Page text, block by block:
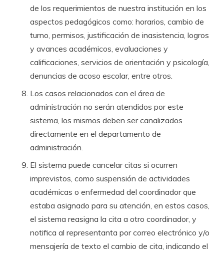
de los requerimientos de nuestra institución en los
aspectos pedagógicos como: horarios, cambio de
turno, permisos, justificación de inasistencia, logros
y avances académicos, evaluaciones y
calificaciones, servicios de orientación y psicología,
denuncias de acoso escolar, entre otros.
Los casos relacionados con el área de
administración no serán atendidos por este
sistema, los mismos deben ser canalizados
directamente en el departamento de
administración.
El sistema puede cancelar citas si ocurren
imprevistos, como suspensión de actividades
académicas o enfermedad del coordinador que
estaba asignado para su atención, en estos casos,
el sistema reasigna la cita a otro coordinador, y
notifica al representanta por correo electrónico y/o
mensajería de texto el cambio de cita, indicando el